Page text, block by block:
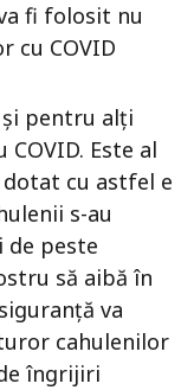
fi folosit nu
cu COVID
și pentru alți
Este al
cu astfel e
s-au
de peste
să aibă în
va
cahulenilor
îngrijiri